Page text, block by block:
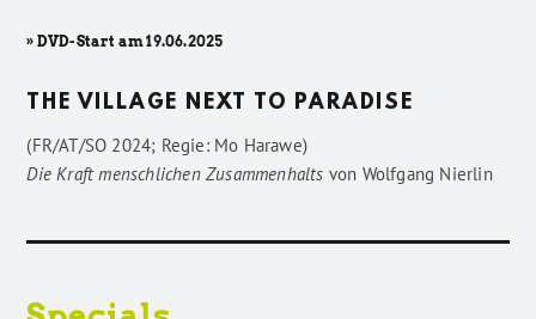
» DVD-Start am 19.06.2025
THE VILLAGE NEXT TO PARADISE
(FR/AT/SO 2024; Regie: Mo Harawe)
Die Kraft menschlichen Zusammenhalts von Wolfgang Nierlin